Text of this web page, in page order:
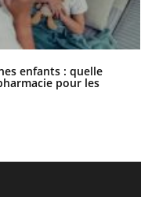
enfants : quelle
pour les